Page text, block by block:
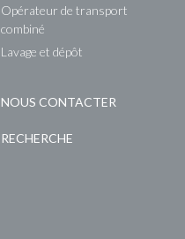
Opérateur de transport
combiné
Lavage et dépôt
NOUS CONTACTER
RECHERCHE